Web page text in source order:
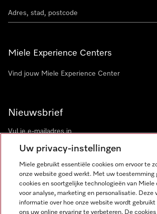
Miele Experience Centers
Vind jouw Miele Experience Center
Nieuwsbrief
Miele op Instagram
Miele op Facebook
Miele op Youtube
Uw privacy-instellingen
Miele gebruikt essentiële cookies om ervoor te
onze website goed werkt. Met uw toestemming
cookies en soortgelijke technologieën van Miele
voor analyse, marketing en personalisatie. Deze
informatie over hoe onze website wordt gebruikt
ons uw online ervaring te verbeteren. De